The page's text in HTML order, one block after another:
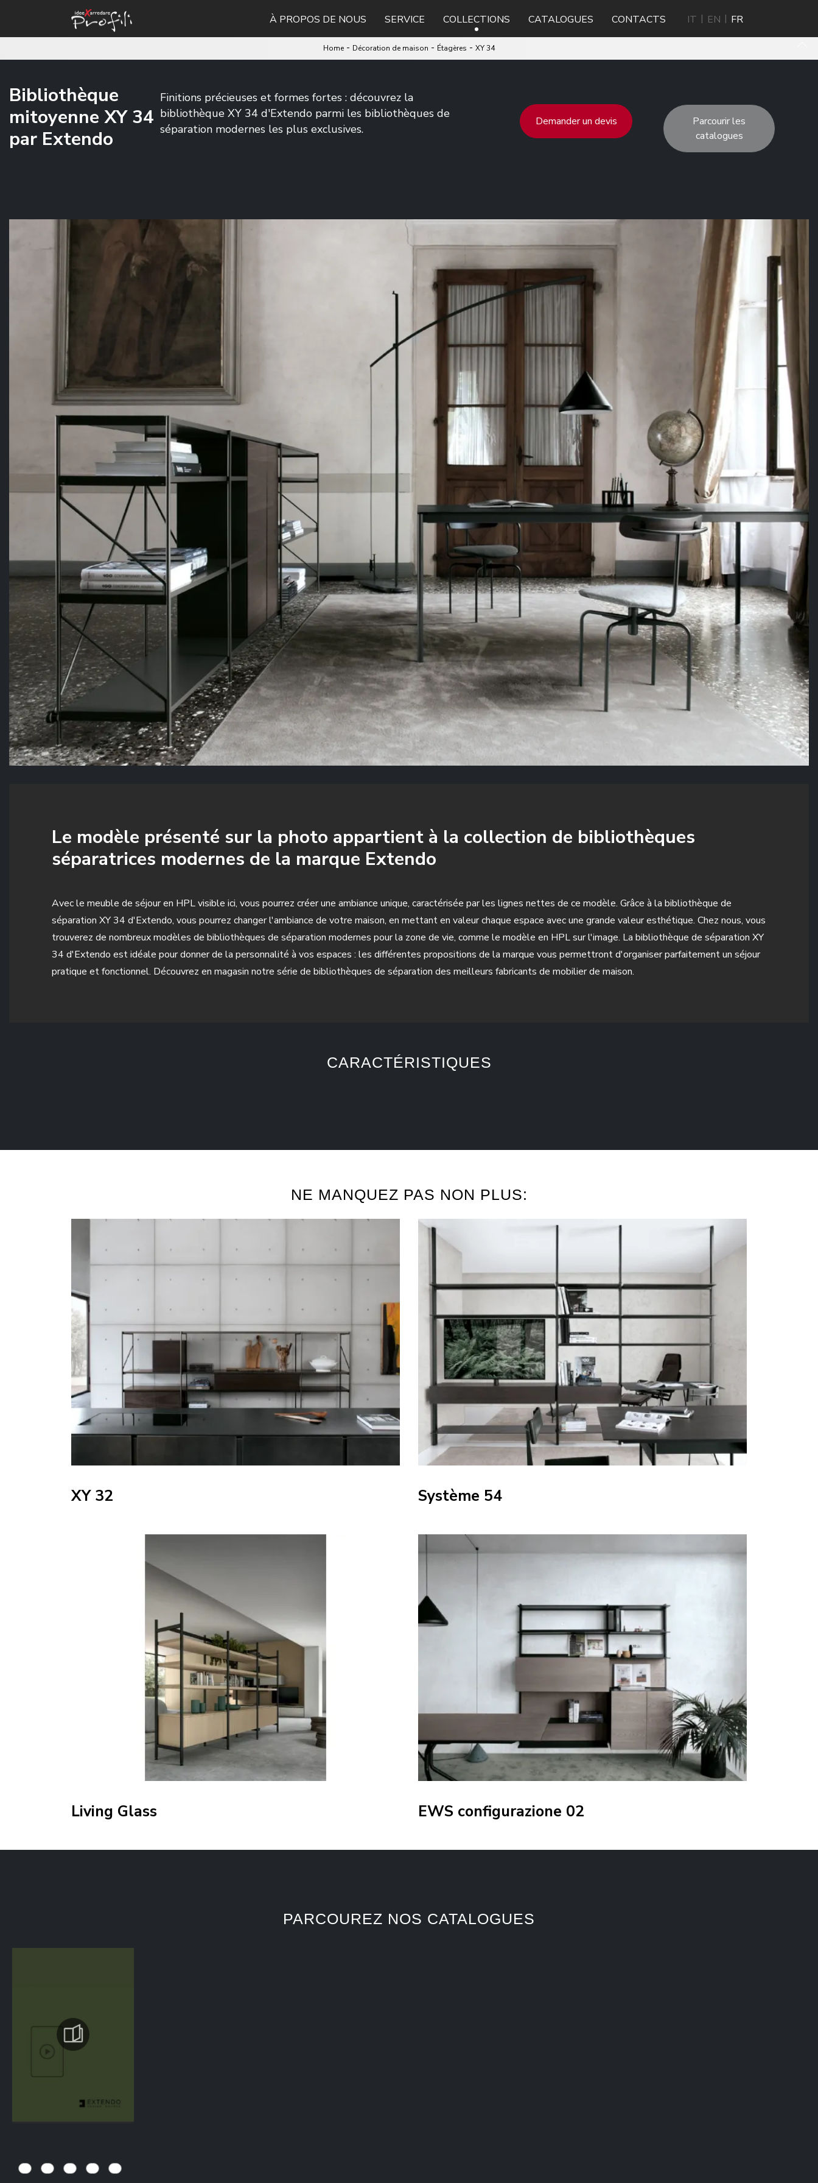
À PROPOS DE NOUS SERVICE COLLECTIONS CATALOGUES CONTACTS IT EN FR
Home - Décoration de maison - Étagères - XY 34
Bibliothèque
mitoyenne XY 34
par Extendo
Finitions précieuses et formes fortes : découvrez la
bibliothèque XY 34 d'Extendo parmi les bibliothèques de
séparation modernes les plus exclusives.
Demander un devis
Parcourir les
catalogues
Le modèle présenté sur la photo appartient à la collection de bibliothèques
séparatrices modernes de la marque Extendo
Avec le meuble de séjour en HPL visible ici, vous pourrez créer une ambiance unique, caractérisée par les lignes nettes de ce modèle. Grâce à la bibliothèque de
séparation XY 34 d'Extendo, vous pourrez changer l'ambiance de votre maison, en mettant en valeur chaque espace avec une grande valeur esthétique. Chez nous, vous
trouverez de nombreux modèles de bibliothèques de séparation modernes pour la zone de vie, comme le modèle en HPL sur l'image. La bibliothèque de séparation XY
34 d'Extendo est idéale pour donner de la personnalité à vos espaces : les différentes propositions de la marque vous permettront d'organiser parfaitement un séjour
pratique et fonctionnel. Découvrez en magasin notre série de bibliothèques de séparation des meilleurs fabricants de mobilier de maison.
CARACTÉRISTIQUES
NE MANQUEZ PAS NON PLUS:
XY 32 Système 54
Living Glass EWS configurazione 02
PARCOUREZ NOS CATALOGUES